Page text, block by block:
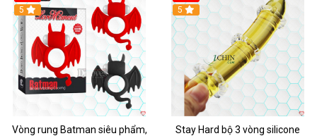
5
Vòng rung Batman siêu phẩm,
5
Stay Hard bộ 3 vòng silicone